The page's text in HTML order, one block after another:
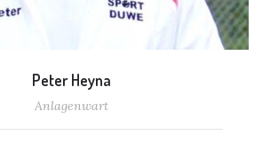
Peter Heyna
Anlagenwart